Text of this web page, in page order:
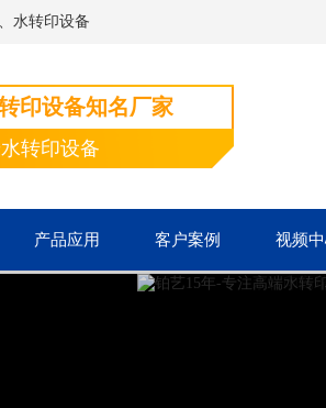
水转印设备
印设备知名厂家
转印设备
产品应用 客户案例 视频